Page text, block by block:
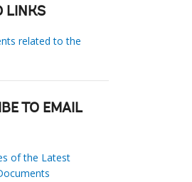
LINKS
related to the
TO EMAIL
of the Latest